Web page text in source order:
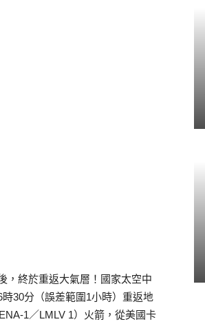
，終於重返大氣層！國家太空中
30分（誤差範圍1小時）重返地
1／LMLV 1）火箭，從美國卡